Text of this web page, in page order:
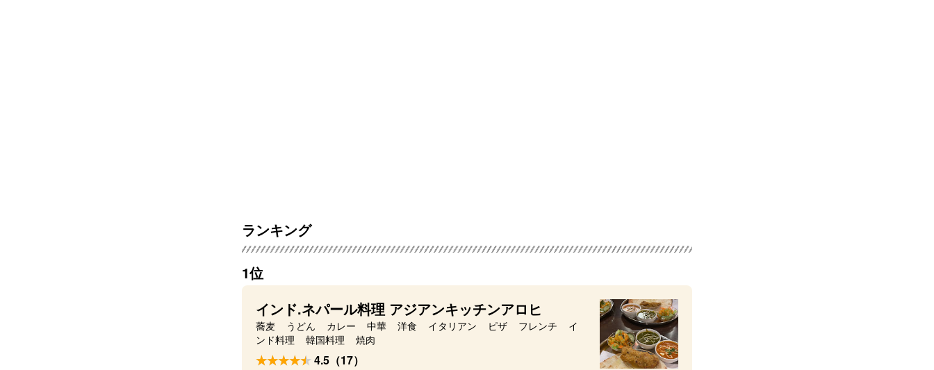
ランキング
1位
インド.ネパール料理 アジアンキッチンアロヒ
蕎麦 うどん カレー 中華 洋食 イタリアン ピザ フレンチ
イ
ンド料理
韓国料理 焼肉
4.5（17）